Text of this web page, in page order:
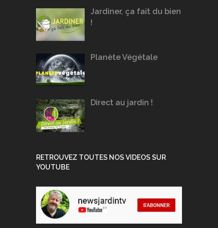
Jardiner, ça fait du bien
!
Planète Végétale
Direct au jardin !
RETROUVEZ TOUTES NOS VIDEOS SUR
YOUTUBE